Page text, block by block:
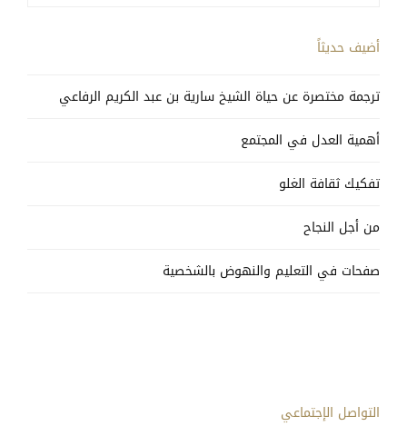
أضيف حديثاً
ترجمة مختصرة عن حياة الشيخ سارية بن عبد الكريم الرفاعي
أهمية العدل في المجتمع
تفكيك ثقافة الغلو
من أجل النجاح
صفحات في التعليم والنهوض بالشخصية
التواصل الإجتماعي